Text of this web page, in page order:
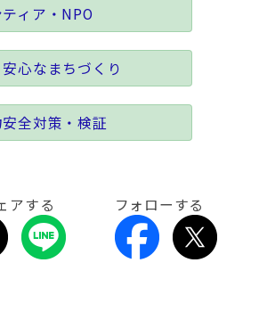
ィア・NPO
心なまちづくり
全対策・検証
アする フォローする